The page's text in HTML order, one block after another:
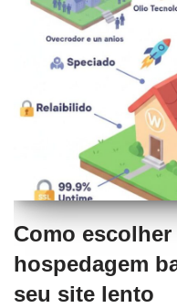
Como
hospedagem
seu site lento